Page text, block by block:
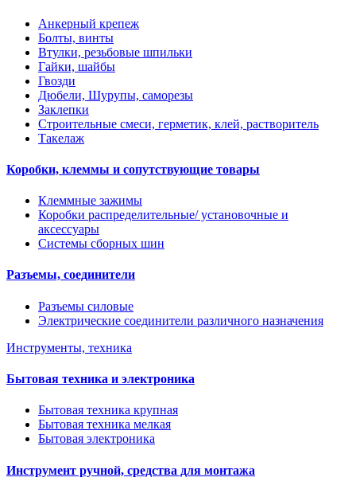
Анкерный крепеж
Болты, винты
Втулки, резьбовые шпильки
Гайки, шайбы
Гвозди
Дюбели, Шурупы, саморезы
Заклепки
Строительные смеси, герметик, клей, растворитель
Такелаж
Коробки, клеммы и сопутствующие товары
Клеммные зажимы
Коробки распределительные/ установочные и
аксессуары
Системы сборных шин
Разъемы, соединители
Разъемы силовые
Электрические соединители различного назначения
Инструменты, техника
Бытовая техника и электроника
Бытовая техника крупная
Бытовая техника мелкая
Бытовая электроника
Инструмент ручной, средства для монтажа